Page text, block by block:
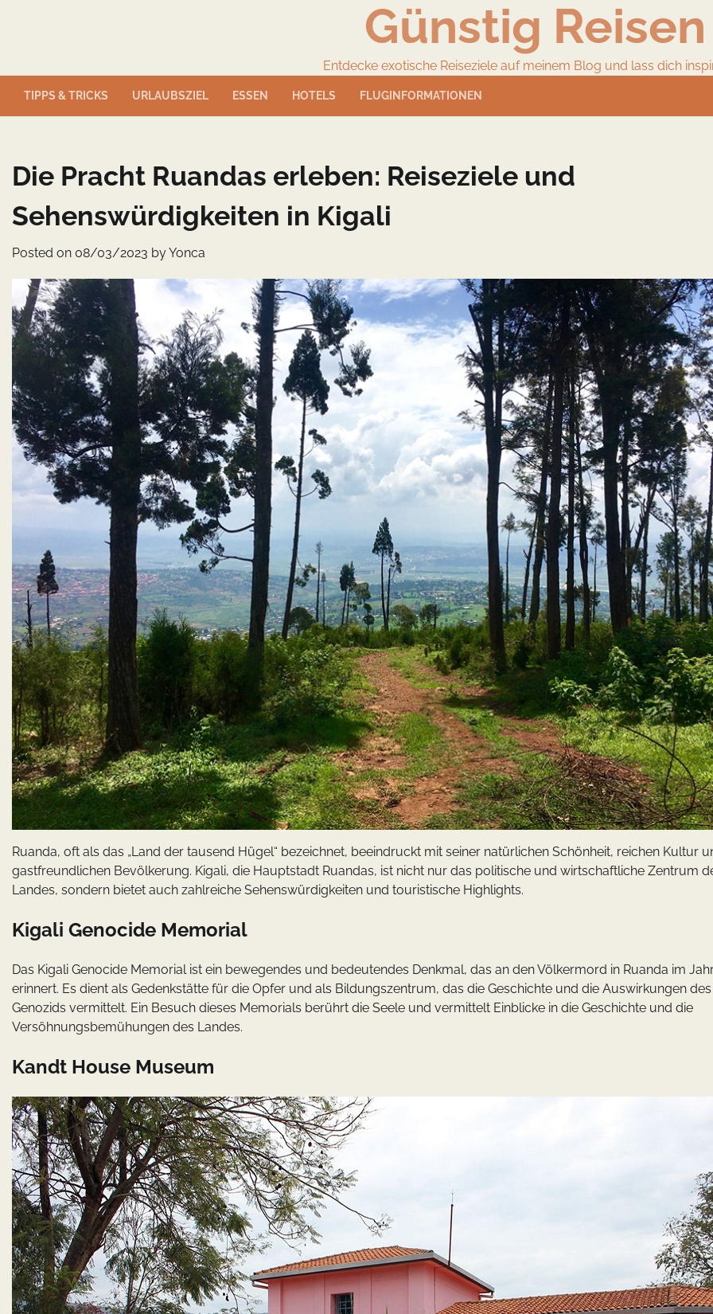
Günstig Reisen
Entdecke exotische Reiseziele auf meinem Blog und lass dich
TIPPS & TRICKS URLAUBSZIEL ESSEN HOTELS FLUGINFORMATIONEN
Die Pracht Ruandas erleben: Reiseziele und
Sehenswürdigkeiten in Kigali
Posted on 08/03/2023 byYonca
Ruanda, oft als das „Land der tausend Hügel“ bezeichnet, beeindruckt mit seiner natürlichen Schönheit, reichen Kultur
gastfreundlichen Bevölkerung. Kigali, die Hauptstadt Ruandas, ist nicht nur das politische und wirtschaftliche Zentrum
Landes, sondern bietet auch zahlreiche Sehenswürdigkeiten und touristische Highlights.
Kigali Genocide Memorial
Das Kigali Genocide Memorial ist ein bewegendes und bedeutendes Denkmal, das an den Völkermord in Ruanda im
erinnert. Es dient als Gedenkstätte für die Opfer und als Bildungszentrum, das die Geschichte und die Auswirkungen des
Genozids vermittelt. Ein Besuch dieses Memorials berührt die Seele und vermittelt Einblicke in die Geschichte und die
Versöhnungsbemühungen des Landes.
Kandt House Museum